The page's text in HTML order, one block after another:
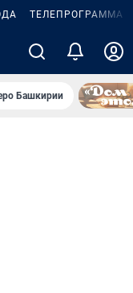
ТЕЛЕПРОГРАММА
Башкирии